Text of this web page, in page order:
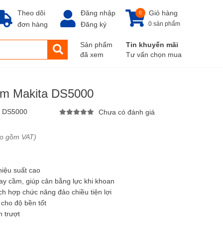
Theo dõi
đơn hàng
Đăng nhập
Đăng ký
Giỏ hàng
0
0 sản phẩm
Sản phẩm
đã xem
Tin khuyến mãi
Tư vấn chọn mua
Makita DS5000
DS5000 Chưa có đánh giá
gồm VAT)
suất cao
cầm, giúp cân bằng lực khi khoan
hợp chức năng đảo chiều tiện lợi
độ bền tốt
trượt